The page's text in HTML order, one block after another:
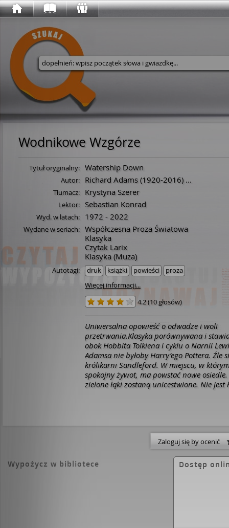
Wyszukaj w serwisie
Wodnikowe Wzgórze
Tytuł oryginalny: Watership Down
Autor: Richard Adams (1920-2016) ...
Tłumacz: Krystyna Szerer
Lektor: Sebastian Konrad
Wyd. w latach: 1972 - 2022
Wydane w seriach: Współczesna Proza Światowa
Klasyka
Czytak Larix
Klasyka (Muza)
Autotagi: druk książki powieści
proza
Więcej informacji...
4.2(10 głosów)
Uniwersalna opowieść o odwadze i woli
przetrwania.Klasyka porównywana i
obok Hobbita Tolkiena i cyklu o Narnii
Adamsa nie byłoby Harry’ego Pottera. Źle
królikarni Sandleford. W miejscu, w
spokojny żywot, ma powstać nowe
zielone łąki zostaną unicestwione. Nie jest
ziemi. Tak rozpoczyna się królicza
dodawać, że po drodze naszych
przygód i jeszcze więcej
całym świecie. Richard Adams stworzył
trafiające do serc wszystkich czytelników,
Zaloguj się by ocenić
Wypożycz w bibliotece Dostęp